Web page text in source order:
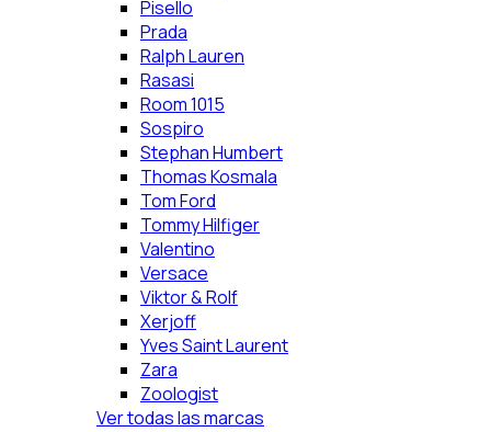
Pisello
Prada
Ralph Lauren
Rasasi
Room 1015
Sospiro
Stephan Humbert
Thomas Kosmala
Tom Ford
Tommy Hilfiger
Valentino
Versace
Viktor & Rolf
Xerjoff
Yves Saint Laurent
Zara
Zoologist
Ver todas las marcas